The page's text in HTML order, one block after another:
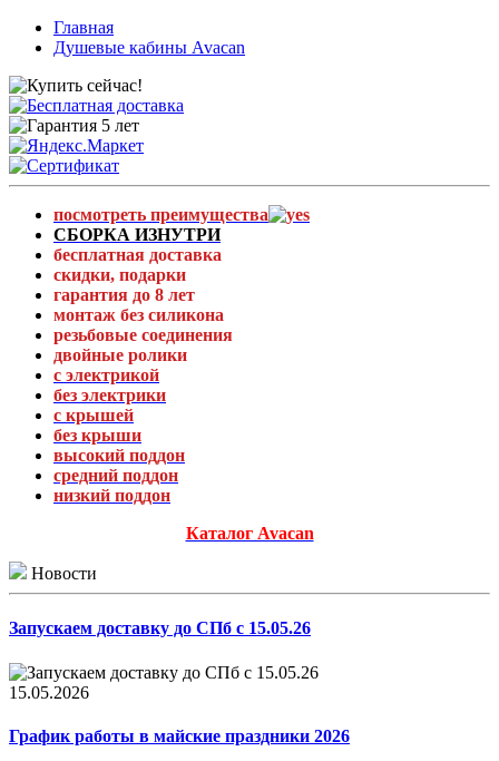
Главная
Душевые кабины Avacan
посмотреть преимущества
СБОРКА ИЗНУТРИ
бесплатная доставка
скидки, подарки
гарантия до 8 лет
монтаж без силикона
резьбовые соединения
двойные ролики
с электрикой
без электрики
с крышей
без крыши
высокий поддон
средний поддон
низкий поддон
Каталог Avacan
Новости
Запускаем доставку до СПб с 15.05.26
15.05.2026
График работы в майские праздники 2026